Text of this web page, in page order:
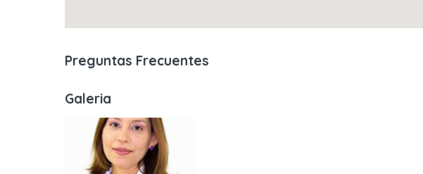
Preguntas Frecuentes
Galeria